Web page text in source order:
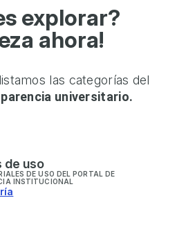
explorar?
ahora!
las categorías del
universitario.
de uso
DE USO DEL PORTAL DE
INSTITUCIONAL